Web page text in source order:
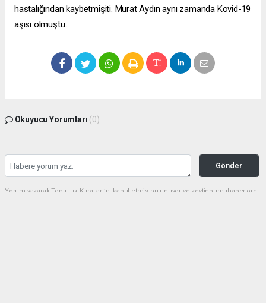
hastalığından kaybetmişiti. Murat Aydın aynı zamanda Kovid-19
aşısı olmuştu.
Okuyucu Yorumları (0)
Gönder
Yorum yazarak Topluluk Kuralları’nı kabul etmiş bulunuyor ve zeytinburnuhaber.org